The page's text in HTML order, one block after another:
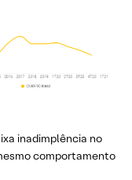
inadimplência no
comportamento